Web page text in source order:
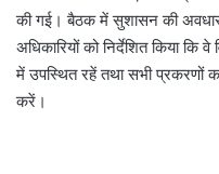
की गई। बैठक में सुशासन की
अधिकारियों को निर्देशित किया कि
में उपस्थित रहें तथा सभी प्रकरणों
करें।